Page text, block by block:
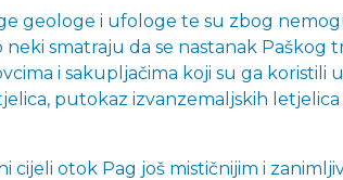
geologe i ufologe te su zbog
smatraju da se nastanak Paškog
i sakupljačima koji su ga koristili
putokaz izvanzemaljskih letjelica
cijeli otok Pag još mističnijim i